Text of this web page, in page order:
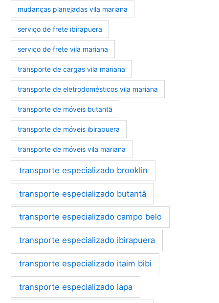
mudanças planejadas vila mariana
serviço de frete ibirapuera
serviço de frete vila mariana
transporte de cargas vila mariana
transporte de eletrodomésticos vila mariana
transporte de móveis butantã
transporte de móveis ibirapuera
transporte de móveis vila mariana
transporte especializado brooklin
transporte especializado butantã
transporte especializado campo belo
transporte especializado ibirapuera
transporte especializado itaim bibi
transporte especializado lapa